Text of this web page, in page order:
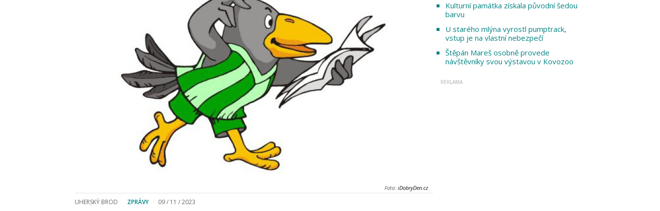
Foto: iDobryDen.cz
UHERSKÝ BROD ZPRÁVY 09 / 11 / 2023
Kulturní památka získala původní šedou
barvu
U starého mlýna vyrostl pumptrack,
vstup je na vlastní nebezpečí
Štěpán Mareš osobně provede
návštěvníky svou výstavou v Kovozoo